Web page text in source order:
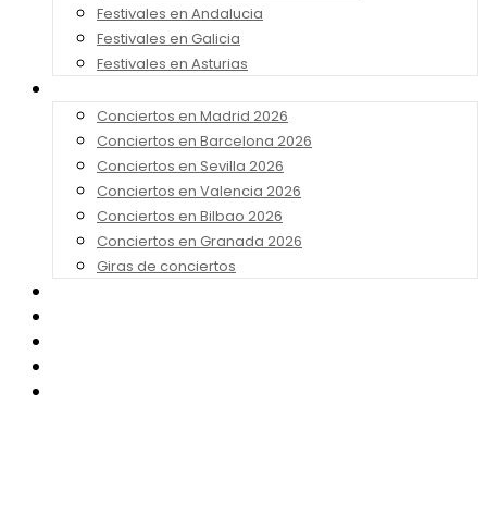
Festivales en Andalucia
Festivales en Galicia
Festivales en Asturias
Conciertos en Madrid 2026
Conciertos en Barcelona 2026
Conciertos en Sevilla 2026
Conciertos en Valencia 2026
Conciertos en Bilbao 2026
Conciertos en Granada 2026
Giras de conciertos